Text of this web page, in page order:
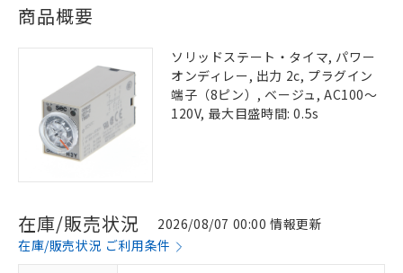
商品概要
ソリッドステート・タイマ, パワー
オンディレー, 出力 2c, プラグイン
端子（8ピン）, ベージュ, AC100～
120V, 最大目盛時間: 0.5s
在庫/販売状況
2026/08/07 00:00 情報更新
在庫/販売状況 ご利用条件